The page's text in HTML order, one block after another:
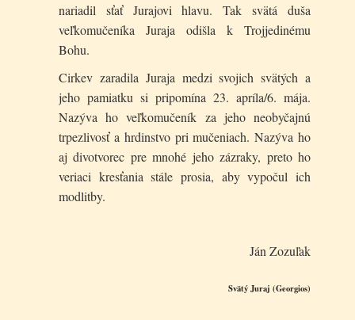
nariadil sťať Jurajovi hlavu. Tak svätá duša
veľkomučeníka Juraja odišla k Trojjedinému
Bohu.
Cirkev zaradila Juraja medzi svojich svätých a
jeho pamiatku si pripomína 23. apríla/6. mája.
Nazýva ho veľkomučeník za jeho neobyčajnú
trpezlivosť a hrdinstvo pri mučeniach. Nazýva ho
aj divotvorec pre mnohé jeho zázraky, preto ho
veriaci kresťania stále prosia, aby vypočul ich
modlitby.
Ján Zozuľak
Svätý Juraj (Georgios)